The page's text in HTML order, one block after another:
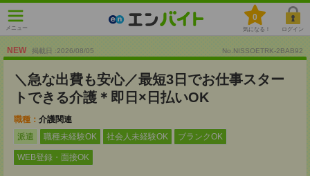
メニュー
0
気になる！ ログイン
NEW 掲載日 :2026/08/05 No.NISSOETRK-2BAB92
＼急な出費も安心／最短3日でお仕事スター
トできる介護＊即日×日払いOK
職種： 介護関連
派遣
職種未経験OK 社会人未経験OK ブランクOK
WEB登録・面接OK